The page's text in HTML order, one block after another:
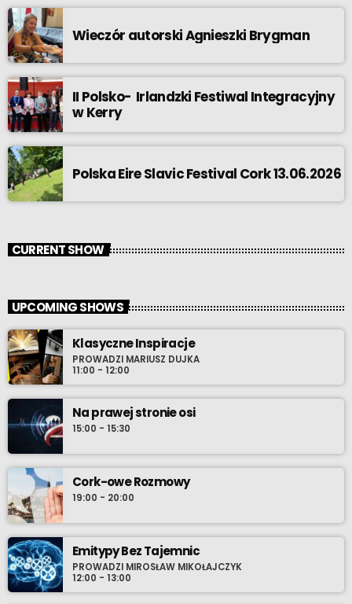
Wieczór autorski Agnieszki Brygman
II Polsko- Irlandzki Festiwal Integracyjny
w Kerry
Polska Eire Slavic Festival Cork 13.06.2026
CURRENT SHOW
UPCOMING SHOWS
Klasyczne Inspiracje
PROWADZI MARIUSZ DUJKA
11:00 - 12:00
Na prawej stronie osi
15:00 - 15:30
Cork-owe Rozmowy
19:00 - 20:00
Emitypy Bez Tajemnic
PROWADZI MIROSŁAW MIKOŁAJCZYK
12:00 - 13:00